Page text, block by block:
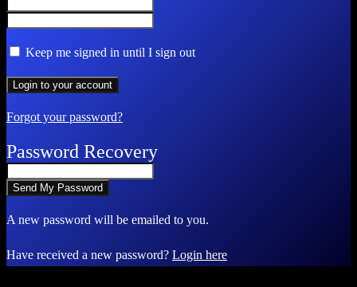
Keep me signed in until I sign out
Forgot your password?
Password Recovery
A new password will be emailed to you.
Have received a new password? Login here